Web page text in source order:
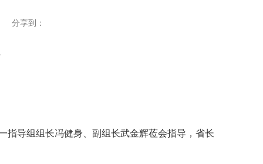
分享到：
导组组长冯健身、副组长武金辉莅会指导，省长